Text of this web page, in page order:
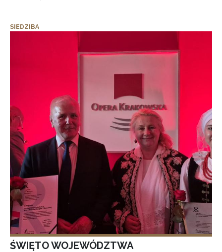
SIEDZIBA
ŚWIĘTO WOJEWÓDZTWA